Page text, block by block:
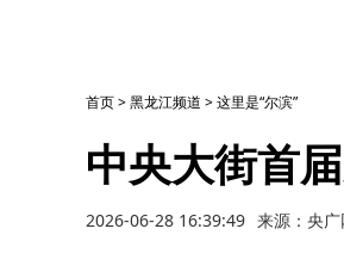
首页>黑龙江频道 >这里是“尔滨”
中央大街首
2026-06-28 16:39:49 来源：央广